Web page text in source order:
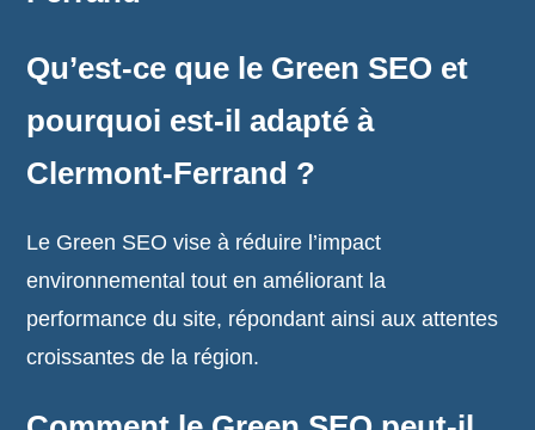
Qu’est-ce que le Green SEO et
pourquoi est-il adapté à
Clermont-Ferrand ?
Le Green SEO vise à réduire l’impact
environnemental tout en améliorant la
performance du site, répondant ainsi aux attentes
croissantes de la région.